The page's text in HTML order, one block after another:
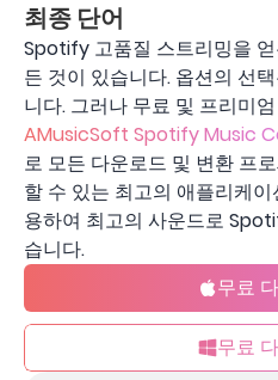
최종 단어
Spotify 고품질 스트리밍을
든 것이 있습니다. 옵션의 선
니다. 그러나 무료 및 프리미
AMusicSoft Spotify Music
로 모든 다운로드 및 변환 프
할 수 있는 최고의 애플리케
용하여 최고의 사운드로
습니다.
무료
무료